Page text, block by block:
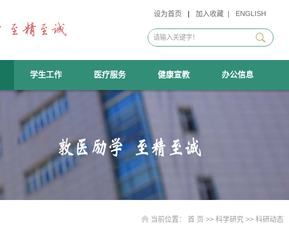
设为首页 | 加入收藏 | ENGLISH
学生工作 医疗服务 健康宣教 办公信息
当前位置： 首 页 >> 科学研究 >> 科研动态